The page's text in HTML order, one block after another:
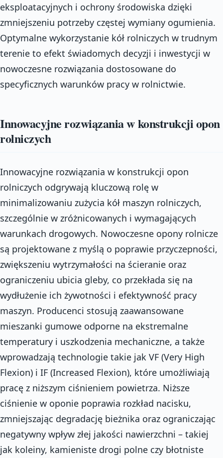
eksploatacyjnych i ochrony środowiska dzięki
zmniejszeniu potrzeby częstej wymiany ogumienia.
Optymalne wykorzystanie kół rolniczych w trudnym
terenie to efekt świadomych decyzji i inwestycji w
nowoczesne rozwiązania dostosowane do
specyficznych warunków pracy w rolnictwie.
Innowacyjne rozwiązania w konstrukcji opon
rolniczych
Innowacyjne rozwiązania w konstrukcji opon
rolniczych odgrywają kluczową rolę w
minimalizowaniu zużycia kół maszyn rolniczych,
szczególnie w zróżnicowanych i wymagających
warunkach drogowych. Nowoczesne opony rolnicze
są projektowane z myślą o poprawie przyczepności,
zwiększeniu wytrzymałości na ścieranie oraz
ograniczeniu ubicia gleby, co przekłada się na
wydłużenie ich żywotności i efektywność pracy
maszyn. Producenci stosują zaawansowane
mieszanki gumowe odporne na ekstremalne
temperatury i uszkodzenia mechaniczne, a także
wprowadzają technologie takie jak VF (Very High
Flexion) i IF (Increased Flexion), które umożliwiają
pracę z niższym ciśnieniem powietrza. Niższe
ciśnienie w oponie poprawia rozkład nacisku,
zmniejszając degradację bieżnika oraz ograniczając
negatywny wpływ złej jakości nawierzchni – takiej
jak koleiny, kamieniste drogi polne czy błotniste